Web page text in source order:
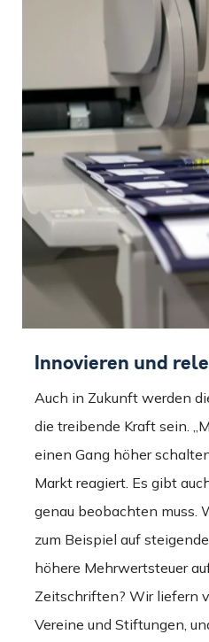
Innovieren und
Auch in Zukunft werden
die treibende Kraft sein.
einen Gang höher
Markt reagiert. Es gibt
genau beobachten muss.
zum Beispiel auf
höhere Mehrwertsteuer
Zeitschriften? Wir liefern
Vereine und Stiftungen,